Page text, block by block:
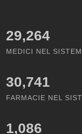
29,264
MEDICI NEL
30,741
FARMACIE NEL
1,086